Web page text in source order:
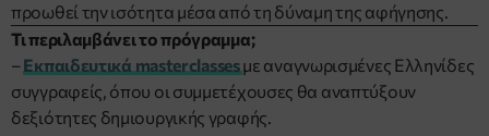
προωθεί την ισότητα μέσα από τη δύναμη της αφήγησης.
Τι περιλαμβάνει το πρόγραμμα;
– Εκπαιδευτικά masterclassesμε αναγνωρισμένες Ελληνίδες
συγγραφείς, όπου οι συμμετέχουσες θα αναπτύξουν
δεξιότητες δημιουργικής γραφής.